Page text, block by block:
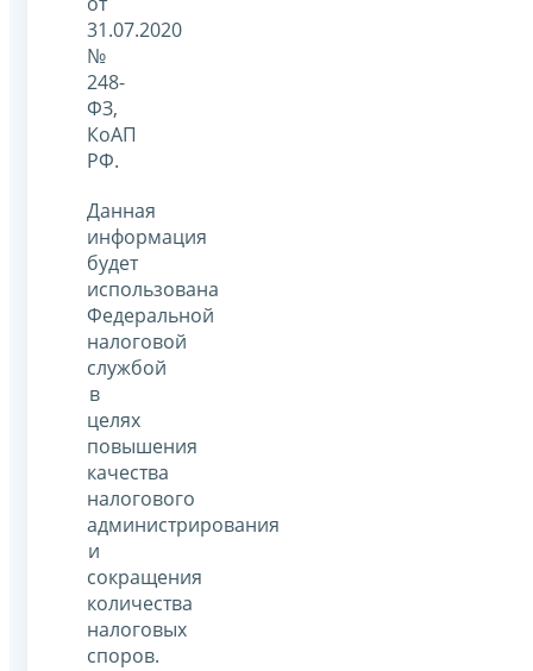
31.07.2020
№
248-
ФЗ,
КоАП
РФ.
Данная
информация
будет
использована
Федеральной
налоговой
службой
в
целях
повышения
качества
налогового
администрирования
и
сокращения
количества
налоговых
споров.